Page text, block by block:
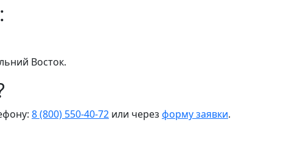
Восток.
8 (800) 550-40-72 или через форму заявки.